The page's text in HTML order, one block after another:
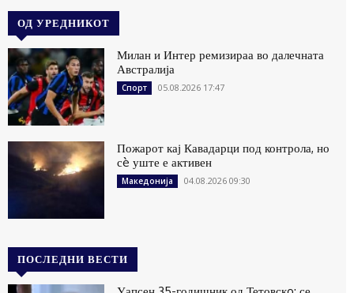
ОД УРЕДНИКОТ
Милан и Интер ремизираа во далечната
Австралија
Спорт 05.08.2026 17:47
Пожарот кај Кавадарци под контрола, но
сè уште е активен
Македонија 04.08.2026 09:30
ПОСЛЕДНИ ВЕСТИ